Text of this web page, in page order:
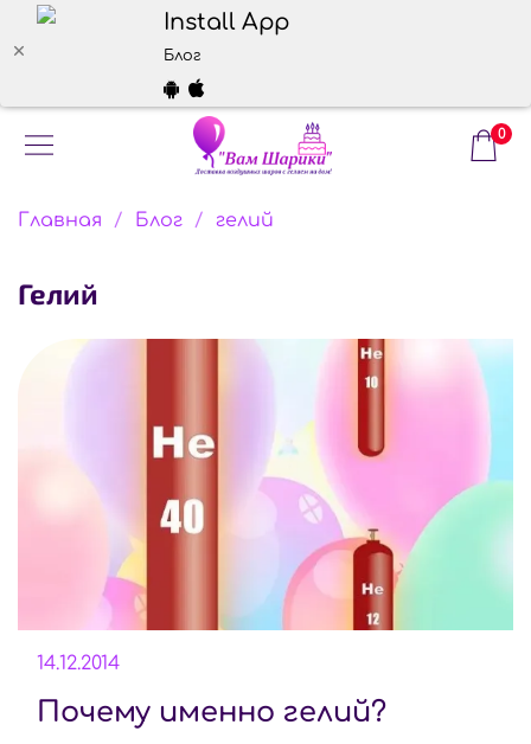
Install App
Блог
0
Главная Блог гелий
гелий
Почему именно гелий?
14.12.2014